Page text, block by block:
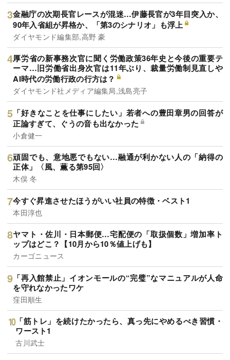
金融庁の次期長官レースが混迷…伊藤長官が3年目突入か、
90年入省組が昇格か、「第3のシナリオ」も浮上
ダイヤモンド編集部,高野 豪
厚労省の新事務次官に聞く労働政策36年史と今後の重要テ
ーマ…旧労働省出身次官は11年ぶり、裁量労働制見直しや
AI時代の労働行政の行方は？
ダイヤモンド社メディア編集局,浅島亮子
「好きなことを仕事にしたい」若者への豊田章男の回答が
正論すぎて、ぐうの音も出なかった
小倉健一
頑固でも、意地悪でもない…融通が利かない人の「納得の
正体」〈風、薫る第95回〉
木俣 冬
今すぐ昇進させたほうがいい社員の特徴・ベスト1
本田淳也
ヤマト・佐川・日本郵便…宅配便の「取扱個数」増加率ト
ップはどこ？【10月から10％値上げも】
カーゴニュース
「再入館禁止」イオンモールの“完璧”なマニュアルが人命
を守れなかったワケ
窪田順生
「筋トレ」を続けたかったら、真っ先にやめるべき習慣・
ワースト1
古川武士